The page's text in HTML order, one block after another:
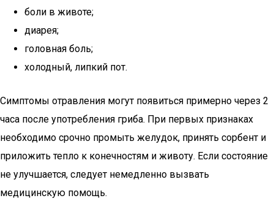
боли в животе;
диарея;
головная боль;
холодный, липкий пот.
Симптомы отравления могут появиться примерно через 2
часа после употребления гриба. При первых признаках
необходимо срочно промыть желудок, принять сорбент и
приложить тепло к конечностям и животу. Если состояние
не улучшается, следует немедленно вызвать
медицинскую помощь.